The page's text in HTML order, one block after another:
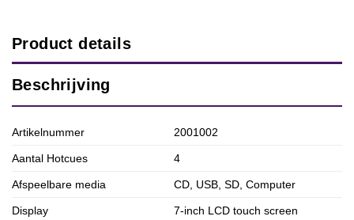
Product details
Beschrijving
Artikelnummer 2001002
Aantal Hotcues 4
Afspeelbare media CD, USB, SD, Computer
Display 7-inch LCD touch screen